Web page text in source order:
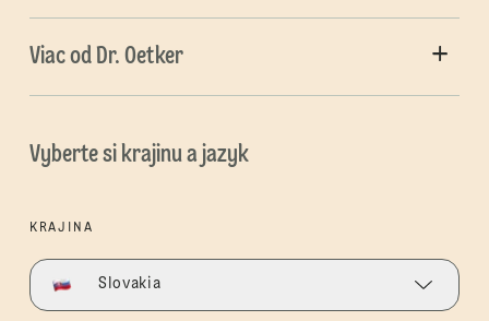
Viac od Dr. Oetker
Vyberte si krajinu a jazyk
KRAJINA
Slovakia